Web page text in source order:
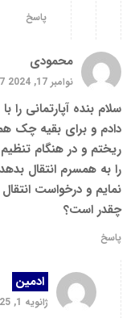
پاسخ
محمودی
نوامبر 17, 2024 3:07 ق.ظ
سلام بنده آپارتمانی را
دادم و برای بقیه چک
را به همسرم انتقال
نمایم و درخواست
چقدر است؟
پاسخ
ادمین
ژانویه 1, 2025 10:06 ب.ظ